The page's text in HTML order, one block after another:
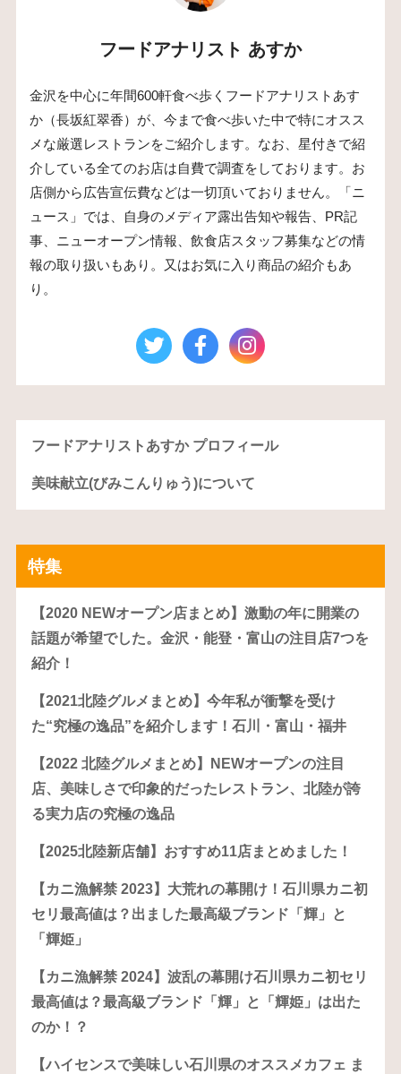
フードアナリスト あすか
金沢を中心に年間600軒食べ歩くフードアナリストあす
か（長坂紅翠香）が、今まで食べ歩いた中で特にオスス
メな厳選レストランをご紹介します。なお、星付きで紹
介している全てのお店は自費で調査をしております。お
店側から広告宣伝費などは一切頂いておりません。「ニ
ュース」では、自身のメディア露出告知や報告、PR記
事、ニューオープン情報、飲食店スタッフ募集などの情
報の取り扱いもあり。又はお気に入り商品の紹介もあ
り。
フードアナリストあすか プロフィール
美味献立(びみこんりゅう)について
特集
【2020 NEWオープン店まとめ】激動の年に開業の
話題が希望でした。金沢・能登・富山の注目店7つを
紹介！
【2021北陸グルメまとめ】今年私が衝撃を受け
た“究極の逸品”を紹介します！石川・富山・福井
【2022 北陸グルメまとめ】NEWオープンの注目
店、美味しさで印象的だったレストラン、北陸が誇
る実力店の究極の逸品
【2025北陸新店舗】おすすめ11店まとめました！
【カニ漁解禁 2023】大荒れの幕開け！石川県カニ初
セリ最高値は？出ました最高級ブランド「輝」と
「輝姫」
【カニ漁解禁 2024】波乱の幕開け石川県カニ初セリ
最高値は？最高級ブランド「輝」と「輝姫」は出た
のか！？
【ハイセンスで美味しい石川県のオススメカフェ ま